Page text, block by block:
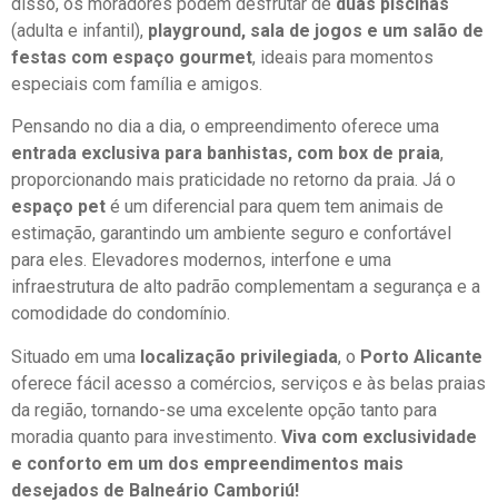
(adulta e infantil), playground, sala de jogos e um salão de
festas com espaço gourmet, ideais para momentos
especiais com família e amigos.
Pensando no dia a dia, o empreendimento oferece uma
entrada exclusiva para banhistas, com box de praia,
proporcionando mais praticidade no retorno da praia. Já o
espaço pet é um diferencial para quem tem animais de
estimação, garantindo um ambiente seguro e confortável
para eles. Elevadores modernos, interfone e uma
infraestrutura de alto padrão complementam a segurança e a
comodidade do condomínio.
Situado em uma localização privilegiada, o Porto Alicante
oferece fácil acesso a comércios, serviços e às belas praias
da região, tornando-se uma excelente opção tanto para
moradia quanto para investimento. Viva com exclusividade
e conforto em um dos empreendimentos mais
desejados de Balneário Camboriú!